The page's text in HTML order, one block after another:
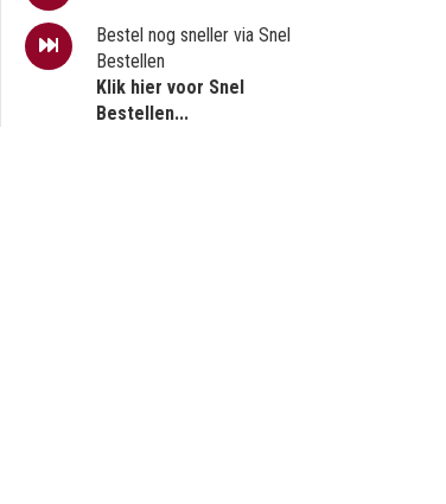
Bestel nog sneller via Snel
Bestellen
Klik hier voor Snel
Bestellen...